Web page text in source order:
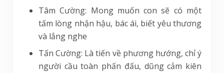
Tâm Cường: Mong muốn con sẽ có một
tấm lòng nhận hậu, bác ái, biết yêu thương
và lắng nghe
Tấn Cường: Là tiến về phương hướng, chỉ ý
người cầu toàn phấn đấu, dũng cảm kiên